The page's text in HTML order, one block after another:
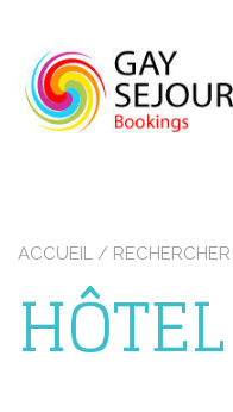
content
ACCUEIL / RECHERCHER
HÔTEL